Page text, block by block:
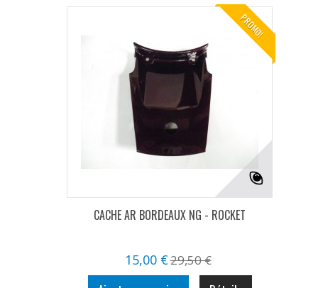
PROMO!
CACHE AR BORDEAUX NG - ROCKET
15,00 €29,50 €